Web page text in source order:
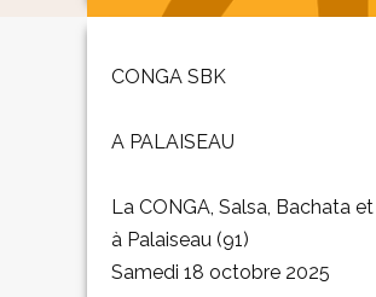
CONGA SBK
A PALAISEAU
La CONGA, Salsa, Bachata
à Palaiseau (91)
Samedi 18 octobre 2025